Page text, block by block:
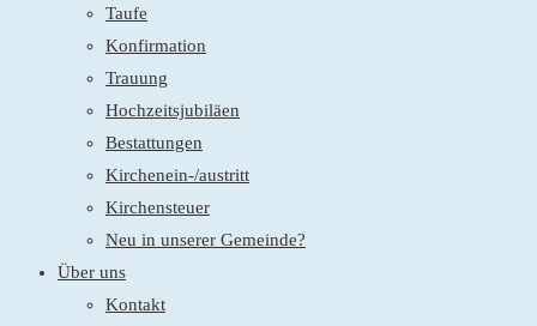
Taufe
Konfirmation
Trauung
Hochzeitsjubiläen
Bestattungen
Kirchenein-/austritt
Kirchensteuer
Neu in unserer Gemeinde?
Über uns
Kontakt